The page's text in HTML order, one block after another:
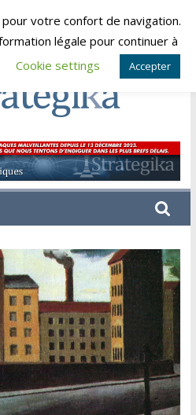
août 8, 2026
votre confort de navigation.
légale pour continuer à
Cookie settings Accepter